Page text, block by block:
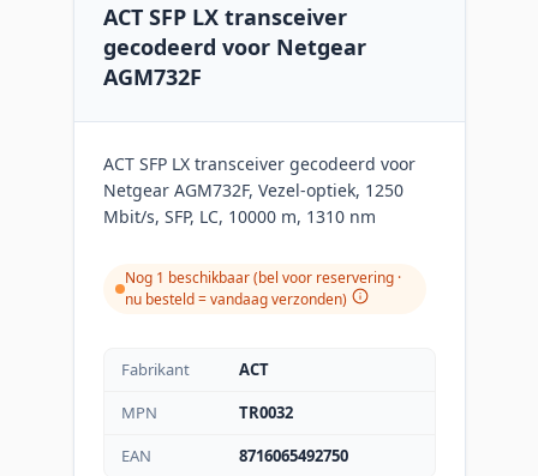
ACT SFP LX transceiver
gecodeerd voor Netgear
AGM732F
ACT SFP LX transceiver gecodeerd voor
Netgear AGM732F, Vezel-optiek, 1250
Mbit/s, SFP, LC, 10000 m, 1310 nm
Nog 1 beschikbaar (bel voor reservering ·
nu besteld = vandaag verzonden)
Fabrikant
ACT
MPN
TR0032
EAN
8716065492750